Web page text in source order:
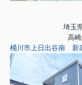
埼玉
高
桶川市上日出谷南